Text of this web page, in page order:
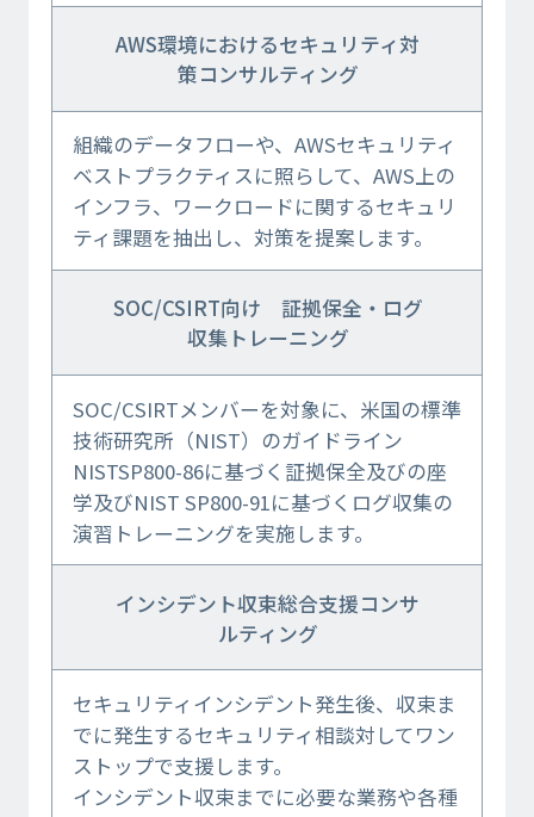
AWS環境におけるセキュリティ対
策コンサルティング
組織のデータフローや、AWSセキュリティ
ベストプラクティスに照らして、AWS上の
インフラ、ワークロードに関するセキュリ
ティ課題を抽出し、対策を提案します。
SOC/CSIRT向け 証拠保全・ログ
収集トレーニング
SOC/CSIRTメンバーを対象に、米国の標準
技術研究所（NIST）のガイドライン
NISTSP800-86に基づく証拠保全及びの座
学及びNIST SP800-91に基づくログ収集の
演習トレーニングを実施します。
インシデント収束総合支援コンサ
ルティング
セキュリティインシデント発生後、収束ま
でに発生するセキュリティ相談対してワン
ストップで支援します。
インシデント収束までに必要な業務や各種